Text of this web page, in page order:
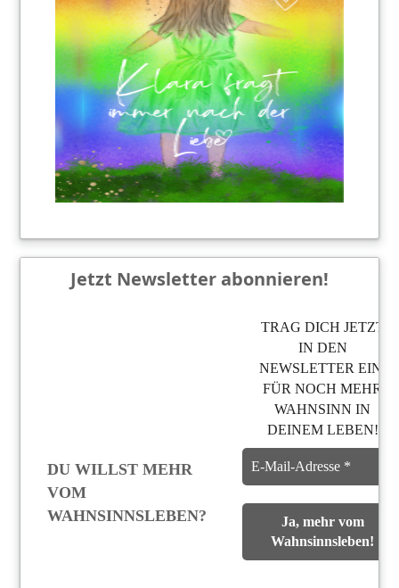
Jetzt Newsletter abonnieren!
DU WILLST MEHR
VOM
WAHNSINNSLEBEN?
TRAG DICH JETZT
IN DEN
NEWSLETTER EIN,
FÜR NOCH MEHR
WAHNSINN IN
DEINEM LEBEN!